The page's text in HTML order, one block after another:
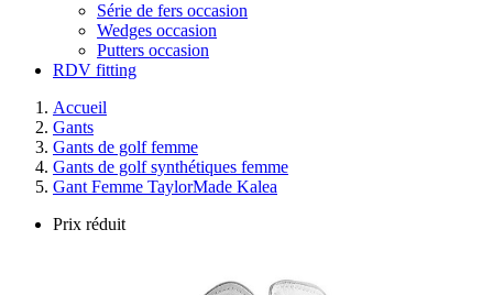
Série de fers occasion
Wedges occasion
Putters occasion
RDV fitting
Accueil
Gants
Gants de golf femme
Gants de golf synthétiques femme
Gant Femme TaylorMade Kalea
Prix réduit